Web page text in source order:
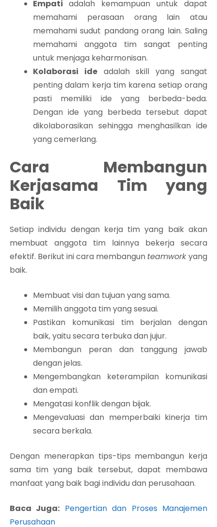
Empati adalah kemampuan untuk dapat
memahami perasaan orang lain atau
memahami sudut pandang orang lain. Saling
memahami anggota tim sangat penting
untuk menjaga keharmonisan.
Kolaborasi ideadalah skill yang sangat
penting dalam kerja tim karena setiap orang
pasti memiliki ide yang berbeda-beda.
Dengan ide yang berbeda tersebut dapat
dikolaborasikan sehingga menghasilkan ide
yang cemerlang.
Cara Membangun
Kerjasama Tim yang
Baik
Setiap individu dengan kerja tim yang baik akan
membuat anggota tim lainnya bekerja secara
efektif. Berikut ini cara membangun teamworkyang
baik.
Membuat visi dan tujuan yang sama.
Memilih anggota tim yang sesuai.
Pastikan komunikasi tim berjalan dengan
baik, yaitu secara terbuka dan jujur.
Membangun peran dan tanggung jawab
dengan jelas.
Mengembangkan keterampilan komunikasi
dan empati.
Mengatasi konflik dengan bijak.
Mengevaluasi dan memperbaiki kinerja tim
secara berkala.
Dengan menerapkan tips-tips membangun kerja
sama tim yang baik tersebut, dapat membawa
manfaat yang baik bagi individu dan perusahaan.
Baca Juga: Pengertian dan Proses Manajemen
Perusahaan